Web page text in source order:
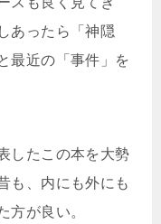
あったら「神隠
最近の「事件」を
したこの本を大勢
も、内にも外にも
方が良い。